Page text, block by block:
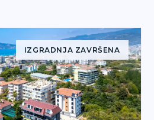
IZGRADNJA ZAVRŠENA